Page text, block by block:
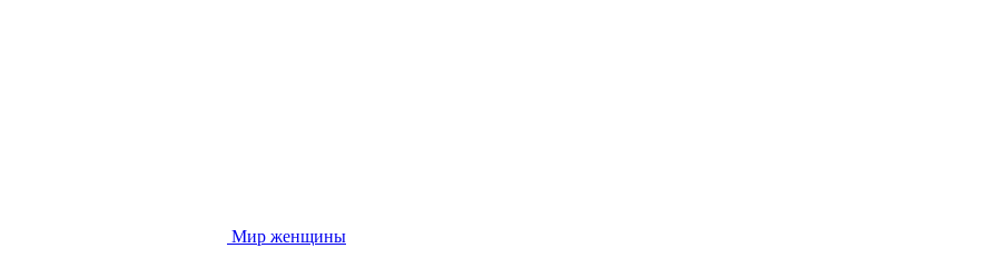
Мир женщины